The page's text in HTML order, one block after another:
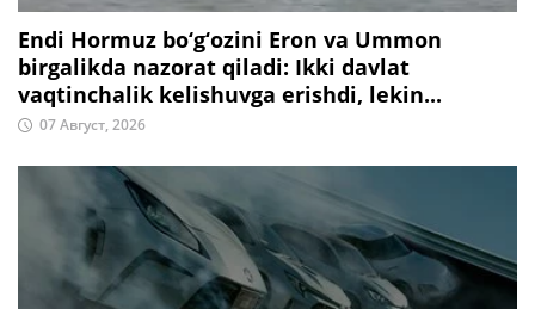
Endi Hormuz bo‘g‘ozini Eron va Ummon
birgalikda nazorat qiladi: Ikki davlat
vaqtinchalik kelishuvga erishdi, lekin...
07 Август, 2026